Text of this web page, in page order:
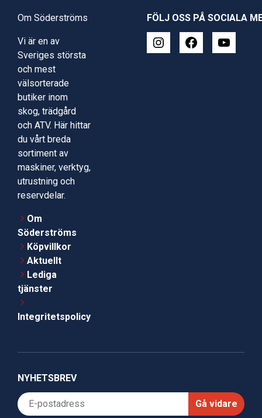
Om Söderströms
Vi är en av
Sveriges största
och mest
välsorterade
butiker inom
skog, trädgård
och ATV. Här hittar
du vårt breda
sortiment av
maskiner, verktyg,
utrustning och
reservdelar.
Om
Söderströms
Köpvillkor
Aktuellt
Lediga
tjänster
Integritetspolicy
FÖLJ OSS PÅ SOCIALA
NYHETSBREV
Gå vidare